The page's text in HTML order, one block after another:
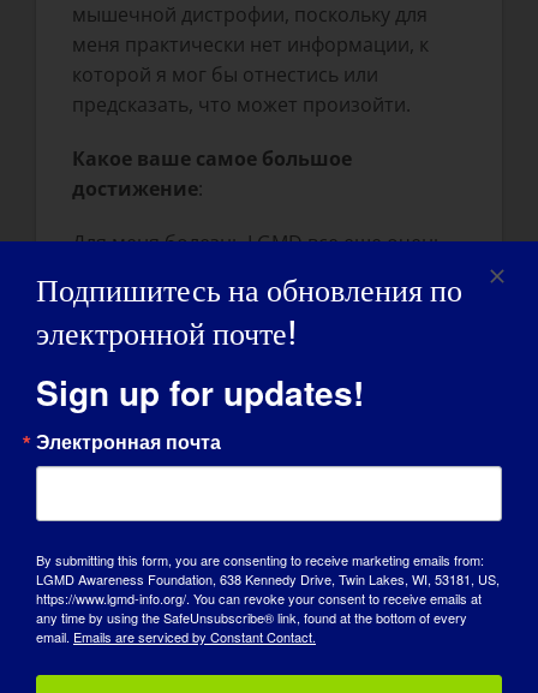
мышечной дистрофии, поскольку для
меня практически нет информации, к
которой я мог бы отнестись или
предсказать, что может произойти.
Какое ваше самое большое
достижение:
Для меня болезнь LGMD все еще очень
нова, ведь диагноз мне поставили всего
3 месяца назад, и я все еще пытаюсь
приспособиться и понять, как жизнь с
самое большое достижение - просто
настрой и включить мышечную
тем человеком, которым являетесь
сегодня:
Я считаю, что научилась ничего не
принимать как должное и ценить то, что
Подпишитесь на обновления по
электронной почте!
Sign up for updates!
Электронная почта
By submitting this form, you are consenting to receive marketing emails from:
LGMD Awareness Foundation, 638 Kennedy Drive, Twin Lakes, WI, 53181, US,
https://www.lgmd-info.org/. You can revoke your consent to receive emails at
any time by using the SafeUnsubscribe® link, found at the bottom of every
email. Emails are serviced by Constant Contact.